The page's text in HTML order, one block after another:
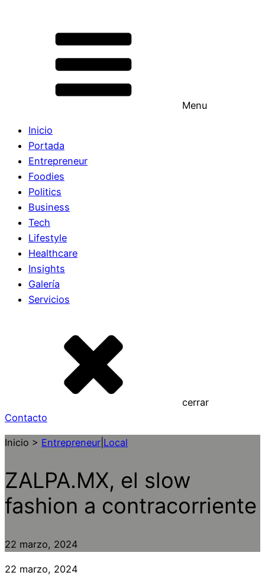
Menu
Inicio
Portada
Entrepreneur
Foodies
Politics
Business
Tech
Lifestyle
Healthcare
Insights
Galería
Servicios
cerrar
Contacto
Inicio > Entrepreneur Local
ZALPA.MX, el slow
fashion a contracorriente
22 marzo, 2024
22 marzo, 2024